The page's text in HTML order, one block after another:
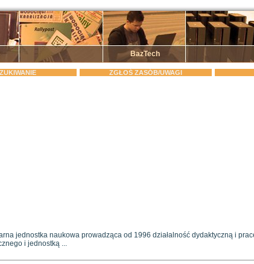
BazTech
ZGŁOŚ ZASÓB/UWAGI
jednostka naukowa prowadząca od 1996 działalność dydaktyczną i
i jednostką ...